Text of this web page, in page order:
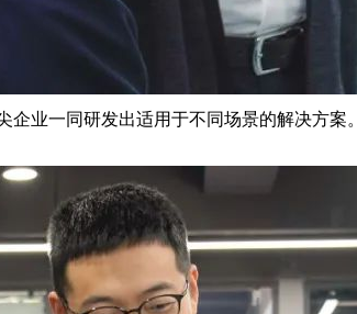
业一同研发出适用于不同场景的解决方案。